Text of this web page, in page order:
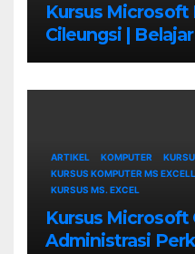
Kursus Microsoft
Cileungsi |
Mahir
ARTIKEL KOMPUTER
KURSUS KOMPUTER MS EXCELL
KURSUS MS. EXCEL
Kursus
Administrasi